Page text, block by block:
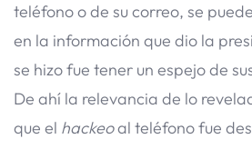
teléfono o de su correo, se
en la información que dio la
se hizo fue tener un espejo de
De ahí la relevancia de lo
que el hackeoal teléfono fue